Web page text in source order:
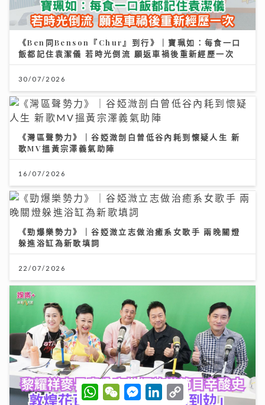
《Ben同Benson『Chur』到行》｜寶珮如：每食一口
飯都記住袁潔儀 若時光倒流 願返車禍後重新經歷一次
30/07/2026
《灣區聲勢力》｜谷婭溦剖白曾低谷內耗到懷疑人生 新
歌MV搵黃宗澤義氣助陣
16/07/2026
《勁爆樂勢力》｜谷婭溦立志做治癒系女歌手 兩晚關燈
躲進浴缸為新歌填詞
22/07/2026
W
h
W
e
M
e
L
C
o